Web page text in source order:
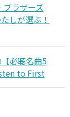
ブラザーズ
しが選ぶ！
必聴名曲5
to First